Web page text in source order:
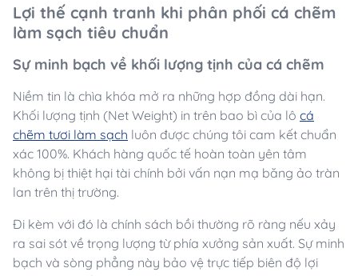
Lợi thế cạnh tranh khi phân phối cá chẽm
làm sạch tiêu chuẩn
Sự minh bạch về khối lượng tịnh của cá chẽm
Niềm tin là chìa khóa mở ra những hợp đồng dài hạn.
Khối lượng tịnh (Net Weight) in trên bao bì của lô cá
chẽm tươi làm sạch luôn được chúng tôi cam kết chuẩn
xác 100%. Khách hàng quốc tế hoàn toàn yên tâm
không bị thiệt hại tài chính bởi vấn nạn mạ băng ảo tràn
lan trên thị trường.
Đi kèm với đó là chính sách bồi thường rõ ràng nếu xảy
ra sai sót về trọng lượng từ phía xưởng sản xuất. Sự minh
bạch và sòng phẳng này bảo vệ trực tiếp biên độ lợi